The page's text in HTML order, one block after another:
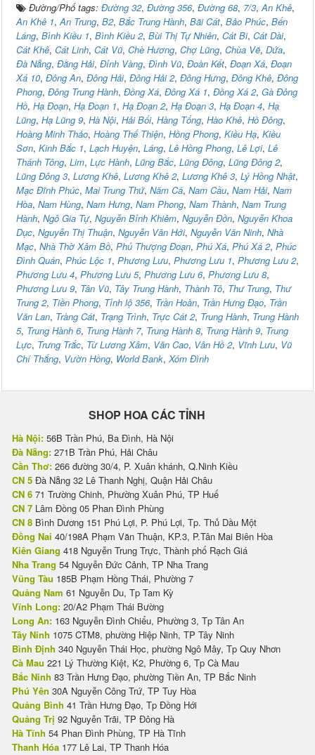
Đường/Phố tags: Đường 32, Đường 356, Đường 68, 7/3,An Khê,
An Khê 1,An Trung, B2, Bắc Trung Hành, Bãi Cát, Bảo Phúc, Bến
Láng, Bình Kiều 1, Bình Kiều 2, Bùi Thị Tự Nhiên, Cát Bi, Cát Dài,
Cát Khê, Cát Linh, Cát Vũ, Chè Hương, Chợ Lũng, Chùa Vẽ, Dứa,
Đà Nẵng, Đằng Hải, Đỉnh Vàng, Đình Vũ, Đoàn Kết, Đoạn Xá, Đoạn
Xá 10, Đông An, Đông Hải, Đông Hải 2, Đông Hưng, Đông Khê, Đông
Phong, Đông Trung Hành, Đồng Xá, Đông Xá 1, Đồng Xá 2, Gà Đông
Hồ, Hạ Đoạn, Hạ Đoạn 1, Hạ Đoạn 2, Hạ Đoạn 3, Hạ Đoạn 4, Hạ
Lũng, Hạ Lũng 9, Hà Nội, Hải Bối, Hàng Tổng, Hào Khê, Hồ Đông,
Hoàng Minh Thảo, Hoàng Thế Thiện, Hồng Phong, Kiều Hạ, Kiều
Sơn, Kinh Bắc 1, Lạch Huyện, Láng, Lê Hồng Phong, Lê Lợi, Lê
Thánh Tông, Lim, Lực Hành, Lũng Bắc, Lũng Đông, Lũng Đông 2,
Lũng Đông 3, Lương Khê, Lương Khê 2, Lương Khê 3, Lý Hồng Nhật,
Mạc Đĩnh Phúc, Mai Trung Thứ, Năm Cá, Nam Cầu, Nam Hải, Nam
Hòa, Nam Hùng, Nam Hưng, Nam Phong, Nam Thành, Nam Trung
Hành, Ngô Gia Tự, Nguyễn Bỉnh Khiêm, Nguyễn Đồn, Nguyễn Khoa
Dục, Nguyễn Thị Thuận, Nguyễn Văn Hới, Nguyễn Văn Ninh, Nhà
Mạc, Nhà Thờ Xâm Bồ, Phủ Thượng Đoạn, Phú Xá, Phú Xá 2, Phúc
Đình Quán, Phúc Lộc 1, Phương Lưu, Phương Lưu 1, Phương Lưu 2,
Phương Lưu 4, Phương Lưu 5, Phương Lưu 6, Phương Lưu 8,
Phương Lưu 9, Tân Vũ, Tây Trung Hành, Thành Tô, Thư Trung, Thư
Trung 2, Tiền Phong, Tỉnh lộ 356, Trần Hoàn, Trần Hưng Đạo, Trần
Văn Lan, Tràng Cát, Trạng Trình, Trực Cát 2, Trung Hành, Trung Hành
5, Trung Hành 6, Trung Hành 7, Trung Hành 8, Trung Hành 9, Trung
Lực, Trưng Trắc, Từ Lương Xâm, Văn Cao, Vân Hồ 2, Vĩnh Lưu, Vũ
Chí Thắng, Vườn Hồng, World Bank, Xóm Đình
SHOP HOA CÁC TỈNH
Hà Nội: 56B Trần Phú, Ba Đình, Hà Nội
Đà Nẵng: 271B Trần Phú, Hải Châu
Cần Thơ: 266 đường 30/4, P. Xuân khánh, Q.Ninh Kiều
CN 5 Đà Nẵng 32 Lê Thanh Nghị, Quận Hải Châu
CN 6 71 Trường Chinh, Phường Xuân Phú, TP Huế
CN 7 Lâm Đồng 05 Phan Đình Phùng
CN 8 Bình Dương 151 Phú Lợi, P. Phú Lợi, Tp. Thủ Dầu Một
Đồng Nai 40/198A Phạm Văn Thuận, KP.3, P.Tân Mai Biên Hòa
Kiên Giang 418 Nguyễn Trung Trực, Thành phố Rạch Giá
Nha Trang 54 Nguyễn Đức Cảnh, TP Nha Trang
Vũng Tàu 185B Phạm Hồng Thái, Phường 7
Quảng Nam 61 Nguyễn Du, Tp Tam Kỳ
Vĩnh Long: 20/A2 Phạm Thái Bường
Long An: 163 Nguyễn Đình Chiểu, Phường 3, Tp Tân An
Tây Ninh 1075 CTM8, phường Hiệp Ninh, TP Tây Ninh
Bình Định 340 Nguyễn Thái Học, phường Ngô Mây, Tp Quy Nhơn
Cà Mau 221 Lý Thường Kiệt, K2, Phường 6, Tp Cà Mau
Bắc Ninh 83 Trần Hưng Đạo, phường Tiền An, TP Bắc Ninh
Phú Yên 30A Nguyễn Công Trứ, TP Tuy Hòa
Quảng Bình 41 Trần Hưng Đạo, Tp Đồng Hới
Quảng Trị 92 Nguyễn Trãi, TP Đông Hà
Hà Tĩnh 54 Phan Đình Phùng, TP Hà Tĩnh
Thanh Hóa 177 Lê Lai, TP Thanh Hóa